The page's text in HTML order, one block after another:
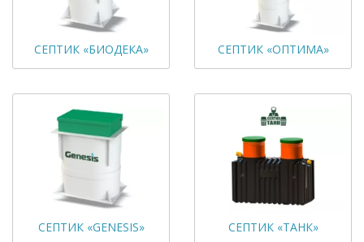
СЕПТИК «БИОДЕКА» СЕПТИК «ОПТИМА»
СЕПТИК «GENESIS» СЕПТИК «ТАНК»